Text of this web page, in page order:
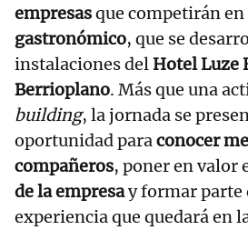
empresasque competirán en
gastronómico, que se
instalaciones del Hotel Luze
Berrioplano. Más que una
building, la jornada se
oportunidad paraconocer
compañeros, poner en valor
de la empresay formar parte
experiencia que quedará en